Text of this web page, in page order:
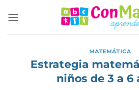
MATEMÁTICA
Estrategia
niños de 3 a 6